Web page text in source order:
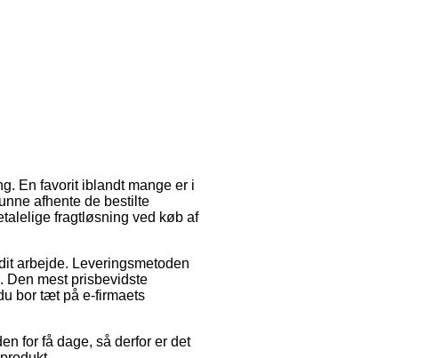
En favorit iblandt mange er i
afhente de bestilte
fragtløsning ved køb af
arbejde. Leveringsmetoden
Den mest prisbevidste
bor tæt på e-firmaets
for få dage, så derfor er det